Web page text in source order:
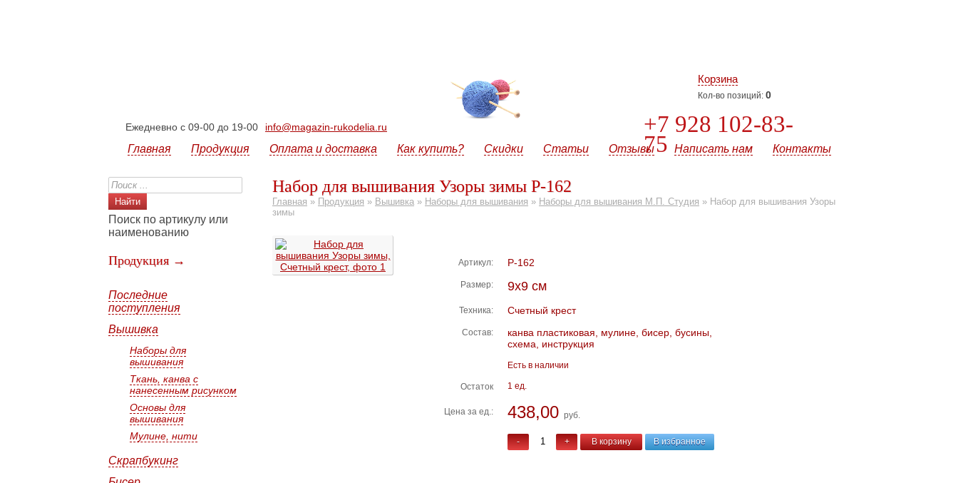
Корзина
Кол-во позиций: 0
+7 928 102-83-
75
Ежедневно с 09-00 до 19-00 info@magazin-rukodelia.ru
Главная Продукция Оплата и доставка Как купить? Скидки Статьи Отзывы Написать нам Контакты
Поиск по артикулу или
наименованию
Продукция →
Последние
поступления
Вышивка
Наборы для
вышивания
Ткань, канва с
нанесенным рисунком
Основы для
вышивания
Мулине, нити
Скрапбукинг
Набор для вышивания Узоры зимы Р-162
Главная » Продукция » Вышивка » Наборы для вышивания » Наборы для вышивания М.П. Студия » Набор для вышивания Узоры
зимы
Артикул: Р-162
Размер: 9х9 см
Техника: Счетный крест
Состав:
канва пластиковая, мулине, бисер, бусины,
схема, инструкция
Есть в наличии
Остаток 1 ед.
Цена за ед.: 438,00 руб.
- + В корзину В избранное